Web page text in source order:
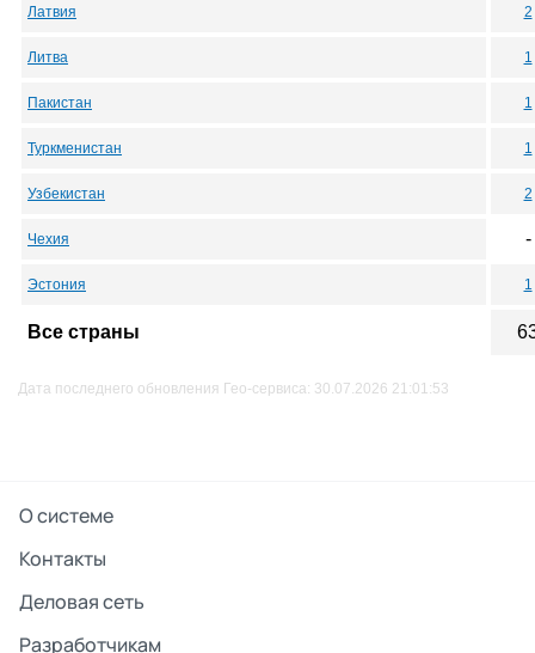
Латвия 2
Литва 1
Пакистан 1
Туркменистан 1
Узбекистан 2
Чехия -
Эстония 1
Все страны
Дата последнего обновления Гео-сервиса: 30.07.2026 21:01:53
О системе
Контакты
Деловая сеть
Разработчикам